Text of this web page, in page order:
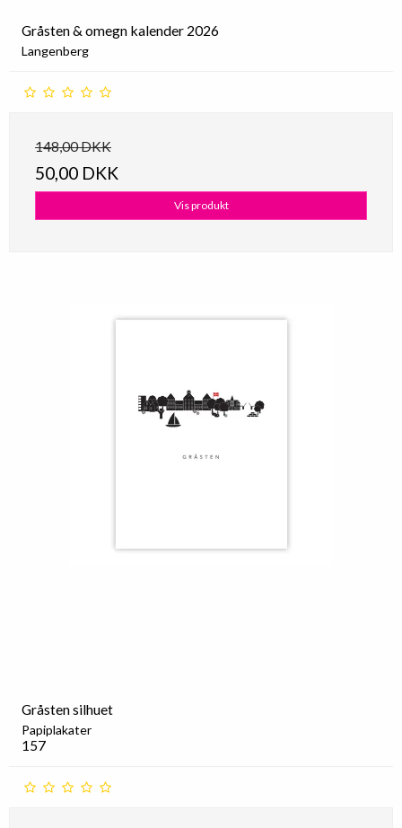
Gråsten & omegn kalender 2026
Langenberg
148,00 DKK
50,00 DKK
Vis produkt
Gråsten silhuet
Papiplakater
157